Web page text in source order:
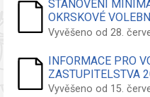
STANOVENÍ
OKRSKOVÉ
ZASTUPITELSTVA
Vyvěšeno od 28.
INFORMACE PRO
ZASTUPITELSTVA
Vyvěšeno od 15.